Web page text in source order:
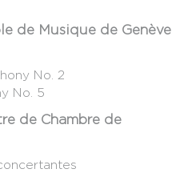
de Musique de Genève
No. 2
No. 5
de Chambre de